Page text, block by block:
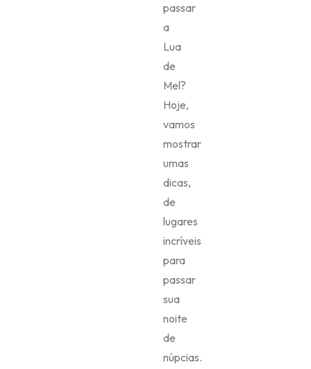
passar
a
Lua
de
Mel?
Hoje,
vamos
mostrar
umas
dicas,
de
lugares
incríveis
para
passar
sua
noite
de
núpcias.